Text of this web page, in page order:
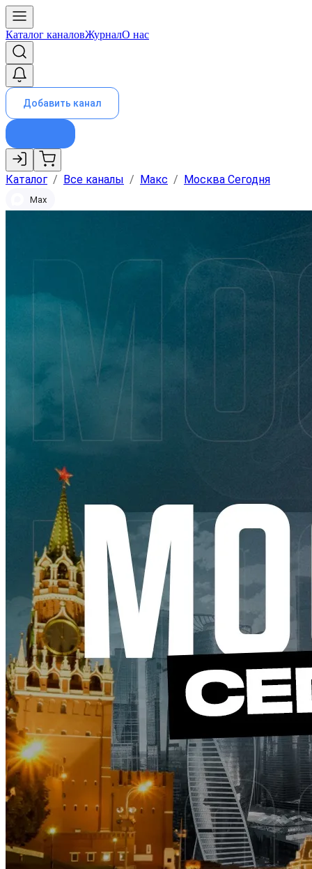
Каталог каналовЖурналО нас
Добавить канал
Каталог / Все каналы / Макс / Москва Сегодня
Max